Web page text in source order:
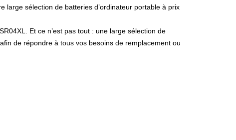
large sélection de batteries d’ordinateur portable à prix
Et ce n’est pas tout : une large sélection de
de répondre à tous vos besoins de remplacement ou